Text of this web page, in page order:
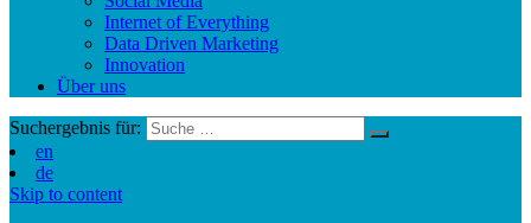
Internet of Everything
Data Driven Marketing
Innovation
Über uns
Suchergebnis für:
en
de
Skip to content